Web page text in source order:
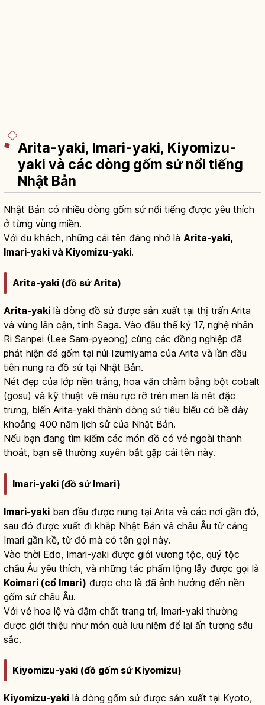
Arita-yaki, Imari-yaki, Kiyomizu-
yaki và các dòng gốm sứ nổi tiếng
Nhật Bản
Nhật Bản có nhiều dòng gốm sứ nổi tiếng được yêu thích
ở từng vùng miền.
Với du khách, những cái tên đáng nhớ là Arita-yaki,
Imari-yaki và Kiyomizu-yaki.
Arita-yaki (đồ sứ Arita)
Arita-yaki là dòng đồ sứ được sản xuất tại thị trấn Arita
và vùng lân cận, tỉnh Saga. Vào đầu thế kỷ 17, nghệ nhân
Ri Sanpei (Lee Sam-pyeong) cùng các đồng nghiệp đã
phát hiện đá gốm tại núi Izumiyama của Arita và lần đầu
tiên nung ra đồ sứ tại Nhật Bản.
Nét đẹp của lớp nền trắng, hoa văn chàm bằng bột cobalt
(gosu) và kỹ thuật vẽ màu rực rỡ trên men là nét đặc
trưng, biến Arita-yaki thành dòng sứ tiêu biểu có bề dày
khoảng 400 năm lịch sử của Nhật Bản.
Nếu bạn đang tìm kiếm các món đồ có vẻ ngoài thanh
thoát, bạn sẽ thường xuyên bắt gặp cái tên này.
Imari-yaki (đồ sứ Imari)
Imari-yaki ban đầu được nung tại Arita và các nơi gần đó,
sau đó được xuất đi khắp Nhật Bản và châu Âu từ cảng
Imari gần kề, từ đó mà có tên gọi này.
Vào thời Edo, Imari-yaki được giới vương tộc, quý tộc
châu Âu yêu thích, và những tác phẩm lộng lẫy được gọi là
Koimari (cổ Imari) được cho là đã ảnh hưởng đến nền
gốm sứ châu Âu.
Với vẻ hoa lệ và đậm chất trang trí, Imari-yaki thường
được giới thiệu như món quà lưu niệm để lại ấn tượng sâu
sắc.
Kiyomizu-yaki (đồ gốm sứ Kiyomizu)
Kiyomizu-yaki là dòng gốm sứ được sản xuất tại Kyoto,